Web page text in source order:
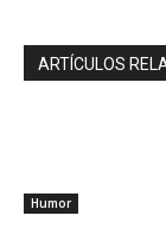
ARTÍCULOS
Humor